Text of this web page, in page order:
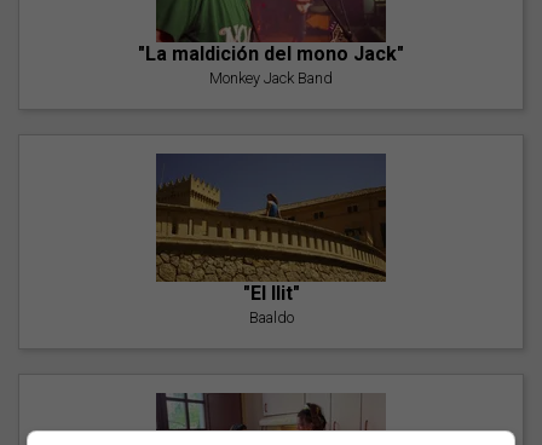
"La maldición del mono Jack"
Monkey Jack Band
"El llit"
Baaldo